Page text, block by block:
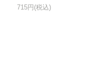
715円(税込)